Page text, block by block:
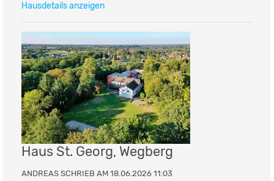
Hausdetails anzeigen
Haus St. Georg, Wegberg
ANDREAS SCHRIEB AM 18.06.2026 11:03